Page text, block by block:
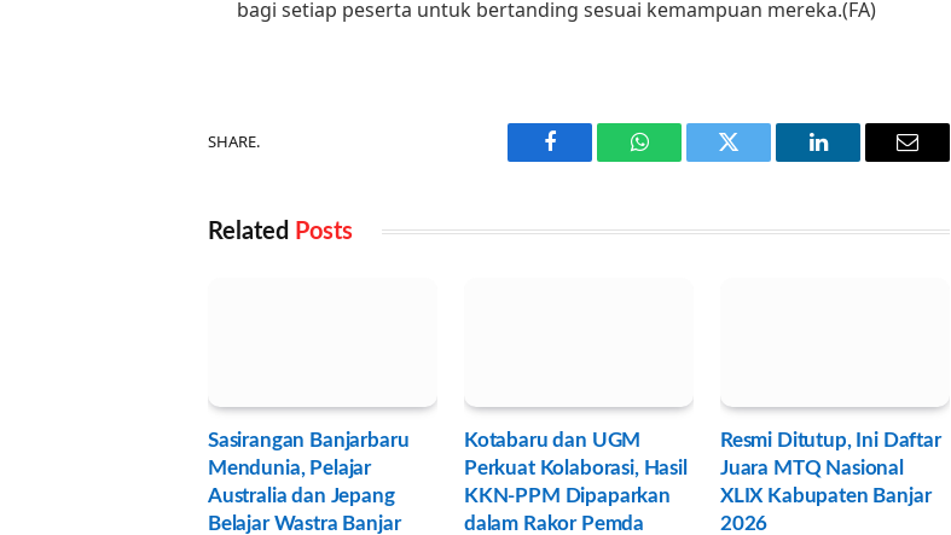
bagi setiap peserta untuk bertanding sesuai kemampuan mereka.(FA)
SHARE.
Facebook WhatsAppTwitter LinkedIn Email
Related Posts
Sasirangan Banjarbaru
Mendunia, Pelajar
Australia dan Jepang
Belajar Wastra Banjar
Kotabaru dan UGM
Perkuat Kolaborasi, Hasil
KKN-PPM Dipaparkan
dalam Rakor Pemda
Resmi Ditutup, Ini Daftar
Juara MTQ Nasional
XLIX Kabupaten Banjar
2026